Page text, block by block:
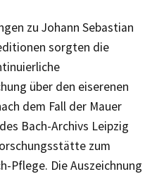
zu Johann Sebastian
sorgten die
über den eiserenen
dem Fall der Mauer
Bach-Archivs Leipzig
zum
Pflege. Die Auszeichnung